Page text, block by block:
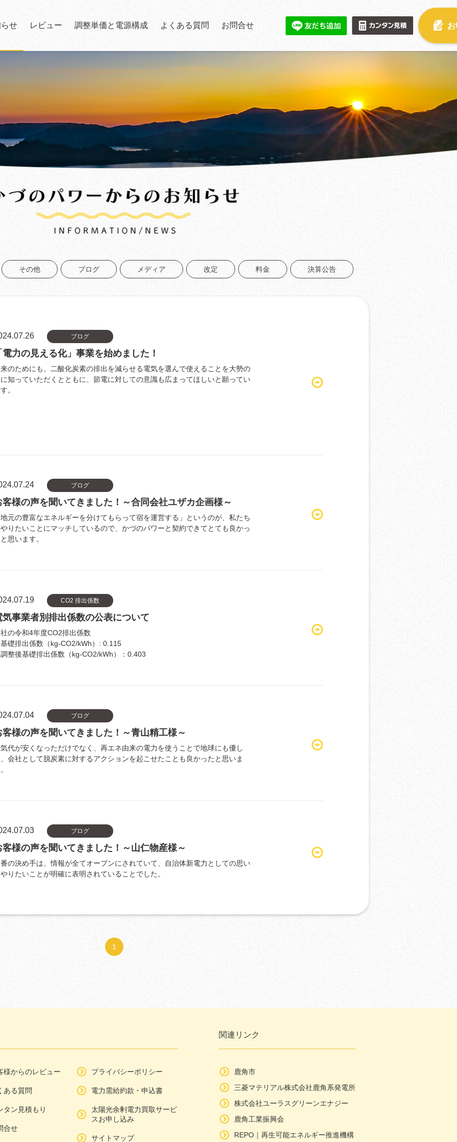
せ レビュー 調整単価と電源構成 よくある質問 お問合せ
その他 ブログ メディア 改定 料金 決算公告
ブログ
電力の見える化」事業を始めました！
のためにも、二酸化炭素の排出を減らせる電気を選んで使えることを大勢の
知っていただくとともに、節電に対しての意識も広まってほしいと願ってい
。
ブログ
客様の声を聞いてきました！～合同会社ユザカ企画様～
元の豊富なエネルギーを分けてもらって宿を運営する」というのが、私たち
りたいことにマッチしているので、かづのパワーと契約できてとても良かっ
思います。
CO2 排出係数
気事業者別排出係数の公表について
の令和4年度CO2排出係数
礎排出係数（kg-CO2/kWh）: 0.115
整後基礎排出係数（kg-CO2/kWh）：0.403
ブログ
客様の声を聞いてきました！～青山精工様～
代が安くなっただけでなく、再エネ由来の電力を使うことで地球にも優し
会社として脱炭素に対するアクションを起こせたことも良かったと思いま
ブログ
客様の声を聞いてきました！～山仁物産様～
の決め手は、情報が全てオープンにされていて、自治体新電力としての思い
りたいことが明確に表明されていることでした。
1
様からのレビュー
ある質問
タン見積もり
合せ
プライバシーポリシー
電力需給約款・申込書
太陽光余剰電力買取サービ
スお申し込み
サイトマップ
関連リンク
鹿角市
三菱マテリアル株式会社鹿角系発電所
株式会社ユーラスグリーンエナジー
鹿角工業振興会
REPO｜再生可能エネルギー推進機構